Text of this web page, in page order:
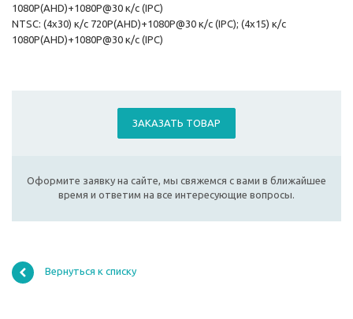
1080P(AHD)+1080P@30 к/с (IPC)
NTSC: (4x30) к/с 720P(AHD)+1080P@30 к/с (IPC); (4x15) к/с
1080P(AHD)+1080P@30 к/с (IPC)
ЗАКАЗАТЬ ТОВАР
Оформите заявку на сайте, мы свяжемся с вами в ближайшее
время и ответим на все интересующие вопросы.
Вернуться к списку